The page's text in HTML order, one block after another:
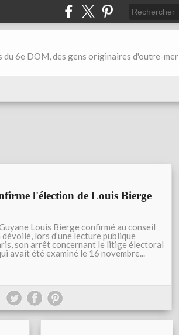
du 6e DOM, des gens originaires d'outre-mer
l'élection de Louis Bierge
Louis Bierge confirmé au conseil
lors d’une lecture publique
son arrêt concernant le litige électoral
avait été examiné le 16 novembre...